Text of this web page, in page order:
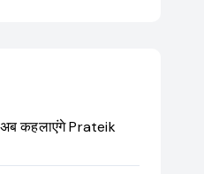
कहलाएंगे Prateik